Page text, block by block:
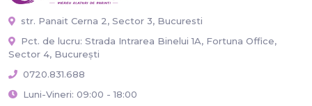
str. Panait Cerna 2, Sector 3, Bucuresti
Pct. de lucru: Strada Intrarea Binelui 1A, Fortuna Office,
Sector 4, București
0720.831.688
Luni-Vineri: 09:00 - 18:00